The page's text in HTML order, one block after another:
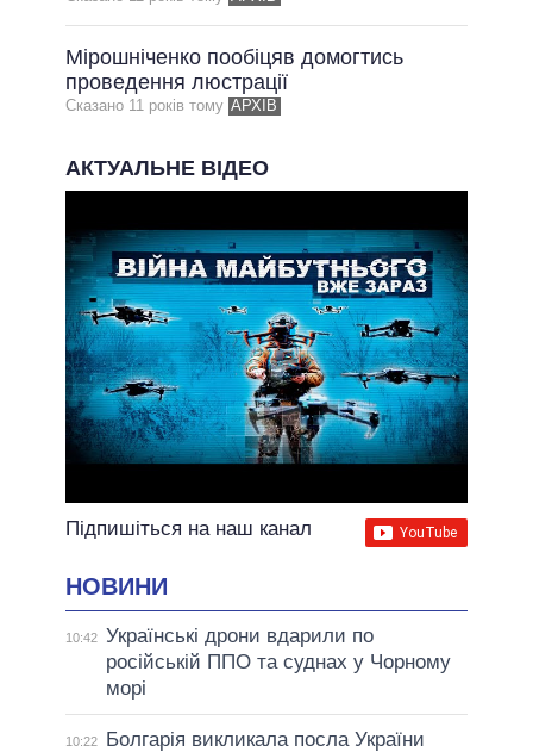
ВСІ ОБІЦЯНКИ
АРХІВНІ ОБІЦЯНКИ
Мірошніченко пообіцяв домогтись
проведення люстрації
Сказано 11 рокiв тому АРХІВ
АКТУАЛЬНЕ ВІДЕО
Підпишіться на наш канал
НОВИНИ
10:42 Українські дрони вдарили по
російській ППО та суднах у Чорному
морі
10:22
Болгарія викликала посла України